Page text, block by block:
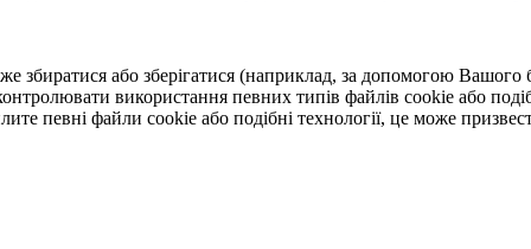
збиратися або зберігатися (наприклад, за допомогою
використання певних типів файлів cookie або
певні файли cookie або подібні технології, це може